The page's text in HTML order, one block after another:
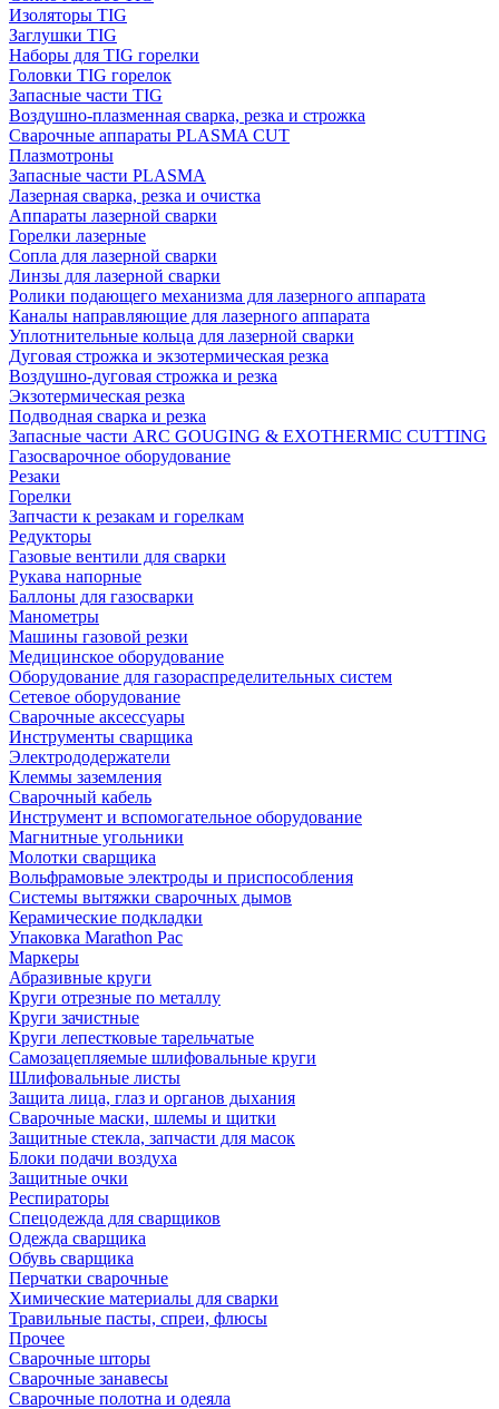
Изоляторы TIG
Заглушки TIG
Наборы для TIG горелки
Головки TIG горелок
Запасные части TIG
Воздушно-плазменная сварка, резка и строжка
Сварочные аппараты PLASMA CUT
Плазмотроны
Запасные части PLASMA
Лазерная сварка, резка и очистка
Аппараты лазерной сварки
Горелки лазерные
Сопла для лазерной сварки
Линзы для лазерной сварки
Ролики подающего механизма для лазерного аппарата
Каналы направляющие для лазерного аппарата
Уплотнительные кольца для лазерной сварки
Дуговая строжка и экзотермическая резка
Воздушно-дуговая строжка и резка
Экзотермическая резка
Подводная сварка и резка
Запасные части ARC GOUGING & EXOTHERMIC CUTTING
Газосварочное оборудование
Резаки
Горелки
Запчасти к резакам и горелкам
Редукторы
Газовые вентили для сварки
Рукава напорные
Баллоны для газосварки
Манометры
Машины газовой резки
Медицинское оборудование
Оборудование для газораспределительных систем
Сетевое оборудование
Сварочные аксессуары
Инструменты сварщика
Электрододержатели
Клеммы заземления
Сварочный кабель
Инструмент и вспомогательное оборудование
Магнитные угольники
Молотки сварщика
Вольфрамовые электроды и приспособления
Системы вытяжки сварочных дымов
Керамические подкладки
Упаковка Marathon Pac
Маркеры
Абразивные круги
Круги отрезные по металлу
Круги зачистные
Круги лепестковые тарельчатые
Самозацепляемые шлифовальные круги
Шлифовальные листы
Защита лица, глаз и органов дыхания
Сварочные маски, шлемы и щитки
Защитные стекла, запчасти для масок
Блоки подачи воздуха
Защитные очки
Респираторы
Спецодежда для сварщиков
Одежда сварщика
Обувь сварщика
Перчатки сварочные
Химические материалы для сварки
Травильные пасты, спреи, флюсы
Прочее
Сварочные шторы
Сварочные занавесы
Сварочные полотна и одеяла